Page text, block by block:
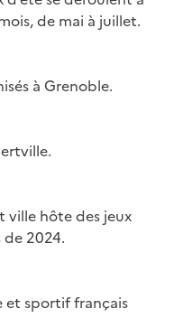
de mai à juillet.
à Grenoble.
ville hôte des jeux
2024.
et sportif français